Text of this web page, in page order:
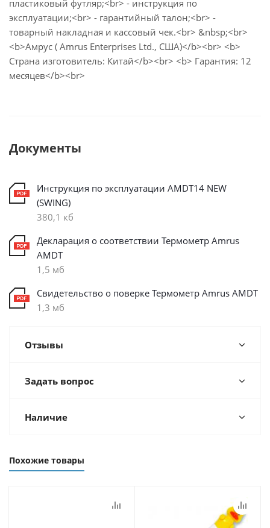
пластиковый футляр;<br> - инструкция по
эксплуатации;<br> - гарантийный талон;<br> -
товарный накладная и кассовый чек.<br> &nbsp;<br>
<b>Амрус ( Amrus Enterprises Ltd., США)</b><br> <b>
Страна изготовитель: Китай</b><br> <b> Гарантия: 12
месяцев</b><br>
Документы
Инструкция по эксплуатации AMDT14 NEW
(SWING)
380,1 кб
Декларация о соответствии Термометр Amrus
AMDT
1,5 мб
Свидетельство о поверке Термометр Amrus AMDT
1,3 мб
Отзывы
Задать вопрос
Наличие
Похожие товары